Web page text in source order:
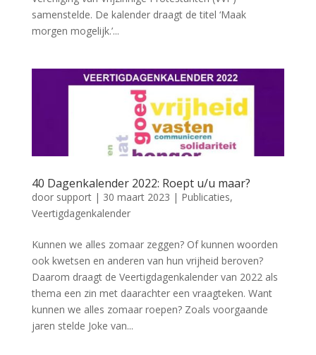
samenstelde. De kalender draagt de titel ‘Maak
morgen mogelijk.’...
40 Dagenkalender 2022: Roept u/u maar?
door support| 30 maart 2023 | Publicaties,
Veertigdagenkalender
Kunnen we alles zomaar zeggen? Of kunnen woorden
ook kwetsen en anderen van hun vrijheid beroven?
Daarom draagt de Veertigdagenkalender van 2022 als
thema een zin met daarachter een vraagteken. Want
kunnen we alles zomaar roepen? Zoals voorgaande
jaren stelde Joke van...